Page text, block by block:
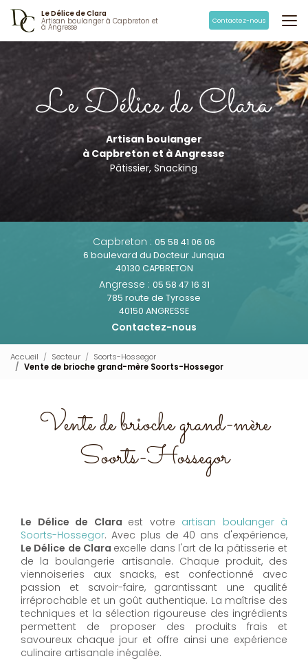
Aller
contenu
principal
Le Délice de Clara
Artisan boulanger à Capbreton et
à Angresse
Contactez-nous
Artisan boulanger
à Capbreton et à Angresse
Pâtissier, Snacking
Capbreton : 05 58 41 06 06
6 boulevard du Docteur Junqua
40130 CAPBRETON
Angresse : 05 58 47 16 31
785 route de Tyrosse
40150 ANGRESSE
Contactez-nous
Accueil Secteur
Soorts-Hossegor
Vente de brioche grand-mère Soorts-Hossegor
Vente de brioche grand-mère
Soorts-Hossegor
Le Délice de Clara est votre artisan boulanger à
Soorts-Hossegor. Avec plus de 40 ans d'expérience,
Le Délice de Clara excelle dans l'art de la pâtisserie et
de la boulangerie artisanale. Chaque produit, des
viennoiseries aux snacks, est confectionné avec
passion et savoir-faire, garantissant une qualité
irréprochable et un goût authentique. La maîtrise des
techniques et la sélection rigoureuse des ingrédients
permettent de proposer des produits frais et
savoureux chaque jour et offre ainsi une expérience
culinaire artisanale inégalée.